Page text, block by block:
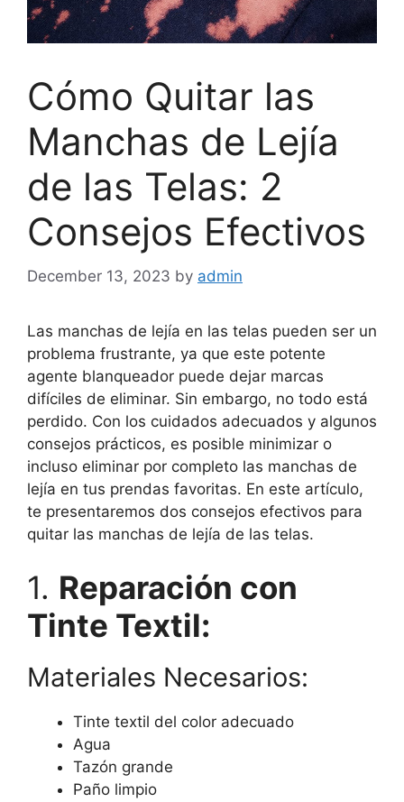
Cómo Quitar las
Manchas de Lejía
de las Telas: 2
Consejos Efectivos
December 13, 2023 by admin
Las manchas de lejía en las telas pueden ser un
problema frustrante, ya que este potente
agente blanqueador puede dejar marcas
difíciles de eliminar. Sin embargo, no todo está
perdido. Con los cuidados adecuados y algunos
consejos prácticos, es posible minimizar o
incluso eliminar por completo las manchas de
lejía en tus prendas favoritas. En este artículo,
te presentaremos dos consejos efectivos para
quitar las manchas de lejía de las telas.
1. Reparación con
Tinte Textil:
Materiales Necesarios:
Tinte textil del color adecuado
Agua
Tazón grande
Paño limpio